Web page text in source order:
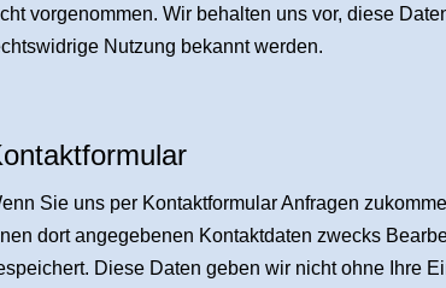
vorgenommen. Wir behalten uns vor, diese
Nutzung bekannt werden.
Sie uns per Kontaktformular Anfragen
dort angegebenen Kontaktdaten zwecks
Diese Daten geben wir nicht ohne Ihre